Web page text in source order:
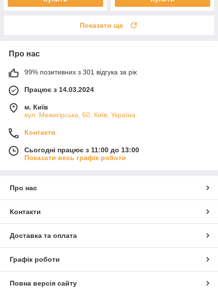
Показати ще
Про нас
99% позитивних з 301 відгука за рік
Працює з 14.03.2024
м. Київ
вул. Межигірська, 60, Київ, Україна
Контакти
Сьогодні працює з 11:00 до 13:00
Показати весь графік роботи
Про нас
Контакти
Доставка та оплата
Графік роботи
Повна версія сайту